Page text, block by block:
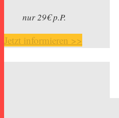
nur 29€ p.P.
Jetzt informieren >>